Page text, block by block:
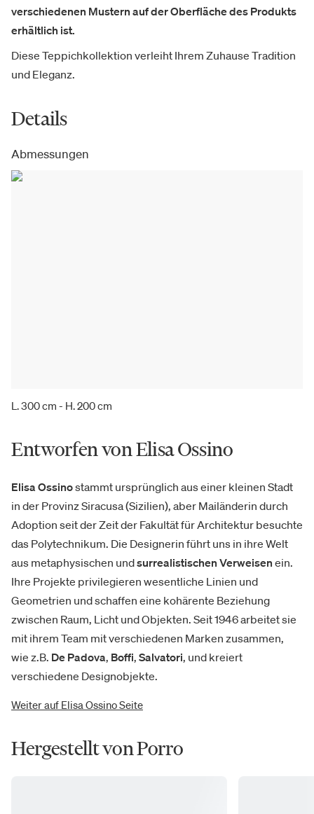
verschiedenen Mustern auf der Oberfläche des Produkts
erhältlich ist.
Diese Teppichkollektion verleiht Ihrem Zuhause Tradition
und Eleganz.
Details
Abmessungen
L. 300 cm - H. 200 cm
Entworfen von Elisa Ossino
Elisa Ossinostammt ursprünglich aus einer kleinen Stadt
in der Provinz Siracusa (Sizilien), aber Mailänderin durch
Adoption seit der Zeit der Fakultät für Architektur besuchte
das Polytechnikum. Die Designerin führt uns in ihre Welt
aus metaphysischen undsurrealistischen Verweisen ein.
Ihre Projekte privilegieren wesentliche Linien und
Geometrien und schaffen eine kohärente Beziehung
zwischen Raum, Licht und Objekten. Seit 1946 arbeitet sie
mit ihrem Team mit verschiedenen Marken zusammen,
wie z.B. De Padova, Boffi, Salvatori, und kreiert
verschiedene Designobjekte.
Weiter auf Elisa Ossino Seite
Hergestellt von Porro